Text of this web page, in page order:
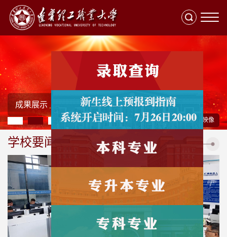
切
成果展示
视频展播
更多主题映像
学校要闻 查看更多